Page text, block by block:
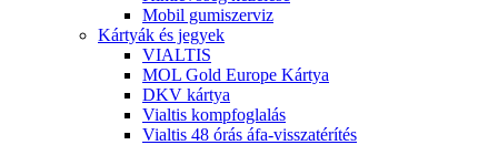
Mobil gumiszerviz
Kártyák és jegyek
VIALTIS
MOL Gold Europe Kártya
DKV kártya
Vialtis kompfoglalás
Vialtis 48 órás áfa-visszatérítés